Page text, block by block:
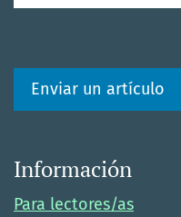
Enviar un artículo
Información
Para lectores/as